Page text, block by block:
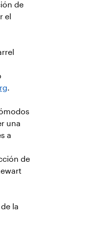
de
el
.
una
a
de
la